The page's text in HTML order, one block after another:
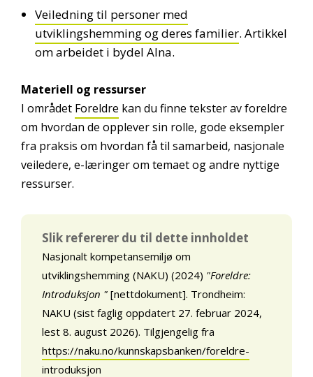
Veiledning til personer med
utviklingshemming og deres familier. Artikkel
om arbeidet i bydel Alna.
Materiell og ressurser
I området Foreldre kan du finne tekster av foreldre
om hvordan de opplever sin rolle, gode eksempler
fra praksis om hvordan få til samarbeid, nasjonale
veiledere, e-læringer om temaet og andre nyttige
ressurser.
Slik refererer du til dette innholdet
Nasjonalt kompetansemiljø om
utviklingshemming (NAKU) (2024) "Foreldre:
Introduksjon " [nettdokument]. Trondheim:
NAKU (sist faglig oppdatert 27. februar 2024,
lest 8. august 2026). Tilgjengelig fra
https://naku.no/kunnskapsbanken/foreldre-
introduksjon